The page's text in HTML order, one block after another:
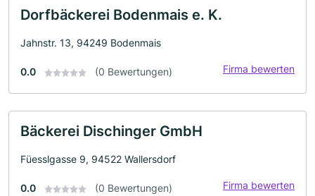
Dorfbäckerei Bodenmais e. K.
Jahnstr. 13, 94249 Bodenmais
0.0 (0 Bewertungen) Firma bewerten
Bäckerei Dischinger GmbH
Füesslgasse 9, 94522 Wallersdorf
0.0 (0 Bewertungen) Firma bewerten